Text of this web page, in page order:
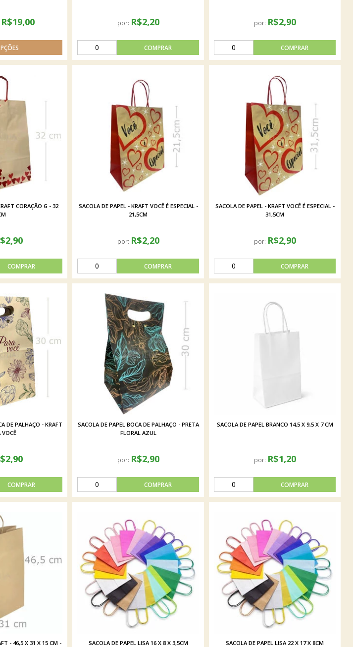
R$19,00 por: R$2,20 por: R$2,90
CORAÇÃO G - 32
SACOLA DE PAPEL - KRAFT VOCÊ É ESPECIAL -
21,5CM
por: R$2,20
SACOLA DE PAPEL - KRAFT VOCÊ É ESPECIAL -
31,5CM
por: R$2,90
DE PALHAÇO - KRAFT
VOCÊ
SACOLA DE PAPEL BOCA DE PALHAÇO - PRETA
FLORAL AZUL
por: R$2,90
SACOLA DE PAPEL BRANCO 14,5 X 9,5 X 7 CM
por: R$1,20
- 46,5 X 31 X 15 CM -
SACOLA DE PAPEL LISA 16 X 8 X 3,5CM SACOLA DE PAPEL LISA 22 X 17 X 8CM